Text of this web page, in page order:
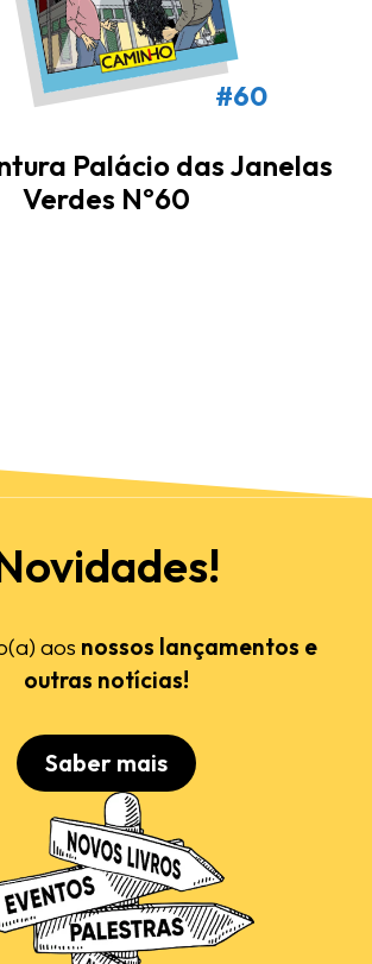
#60
Palácio das Janelas
Verdes Nº60
aos nossos lançamentos e
outras notícias!
Saber mais